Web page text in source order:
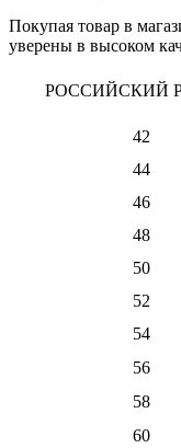
Покупая товар в
уверены в высоком
РОССИЙСКИЙ
42
44
46
48
50
52
54
56
58
60